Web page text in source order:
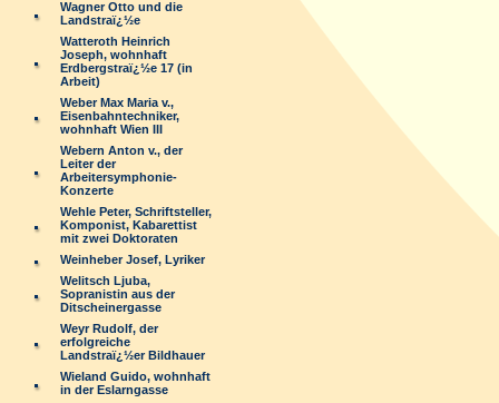
Wagner Otto und die
Landstraï¿½e
Watteroth Heinrich
Joseph, wohnhaft
Erdbergstraï¿½e 17 (in
Arbeit)
Weber Max Maria v.,
Eisenbahntechniker,
wohnhaft Wien III
Webern Anton v., der
Leiter der
Arbeitersymphonie-
Konzerte
Wehle Peter, Schriftsteller,
Komponist, Kabarettist
mit zwei Doktoraten
Weinheber Josef, Lyriker
Welitsch Ljuba,
Sopranistin aus der
Ditscheinergasse
Weyr Rudolf, der
erfolgreiche
Landstraï¿½er Bildhauer
Wieland Guido, wohnhaft
in der Eslarngasse